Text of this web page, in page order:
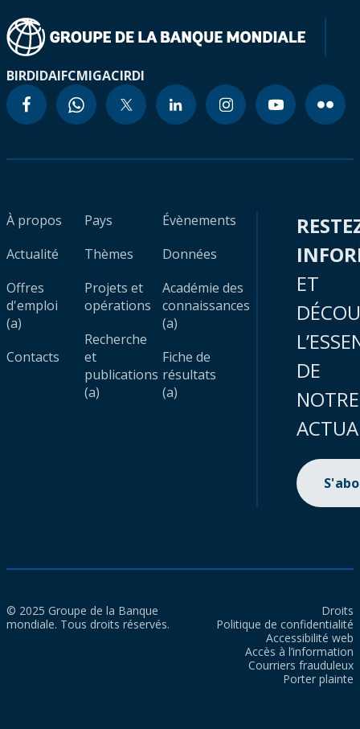
BIRDIDAIFCMIGACIRDI
À propos
Actualité
Offres
d'emploi
(a)
Contacts
Pays
Thèmes
Projets et
opérations
Recherche
et
publications
(a)
Évènements
Données
Académie des
connaissances
(a)
Fiche de
résultats
(a)
ET
DE
NOTRE
© 2025 Groupe de la Banque
mondiale. Tous droits réservés.
Droits
Politique de confidentialité
Accessibilité web
Accès à l’information
Courriers frauduleux
Porter plainte